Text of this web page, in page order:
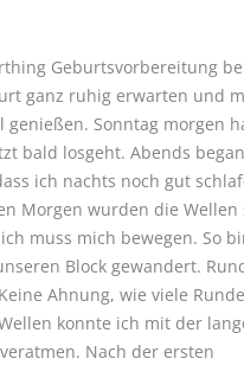
Geburtsvorbereitung
ganz ruhig erwarten und
genießen. Sonntag morgen
bald losgeht. Abends
ich nachts noch gut
Morgen wurden die Wellen
muss mich bewegen. So
Block gewandert.
Ahnung, wie viele
konnte ich mit der
Nach der ersten